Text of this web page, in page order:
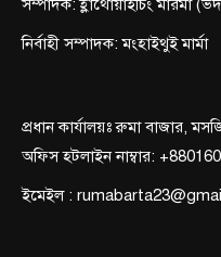
নির্বাহী সম্পাদক: মংহাইথুই মার্মা
প্রধান কার্যালয়ঃ রুমা বাজার,
অফিস হটলাইন নাম্বার:
ইমেইল :